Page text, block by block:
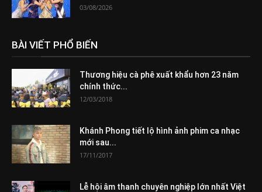
03/08/2026
BÀI VIẾT PHỔ BIẾN
Thương hiệu cà phê xuất khẩu hơn 23 năm
chính thức...
12/03/2018
Khánh Phong tiết lộ hình ảnh phim ca nhạc
mới sau...
17/11/2017
Lễ hội âm thanh chuyên nghiệp lớn nhất Việt